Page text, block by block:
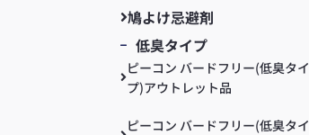
鳩よけ忌避剤
低臭タイプ
ピーコン バードフリー(低臭タイ
プ)アウトレット品
ピーコン バードフリー(低臭タイ